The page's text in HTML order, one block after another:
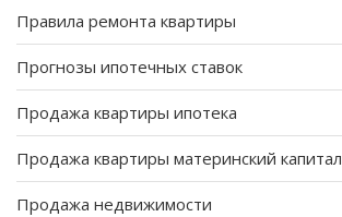
Правила ремонта квартиры
Прогнозы ипотечных ставок
Продажа квартиры ипотека
Продажа квартиры материнский капитал
Продажа недвижимости